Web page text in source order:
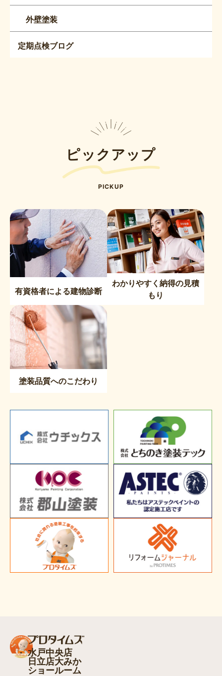
外壁塗装
定期点検ブログ
ピックアップ
PICKUP
有資格者による建物診断
わかりやすく納得の見積
もり
塗装品質へのこだわり
水戸中央店
日立店大みか
ショールーム